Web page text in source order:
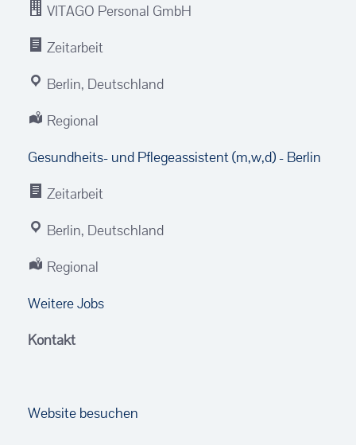
VITAGO Personal GmbH
Zeitarbeit
Berlin, Deutschland
Regional
Gesundheits- und Pflegeassistent (m,w,d) - Berlin
Zeitarbeit
Berlin, Deutschland
Regional
Weitere Jobs
Kontakt
Website besuchen